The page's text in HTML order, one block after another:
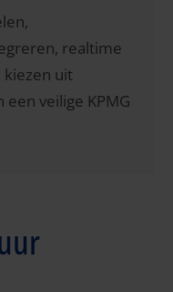
realtime
uit
veilige KPMG